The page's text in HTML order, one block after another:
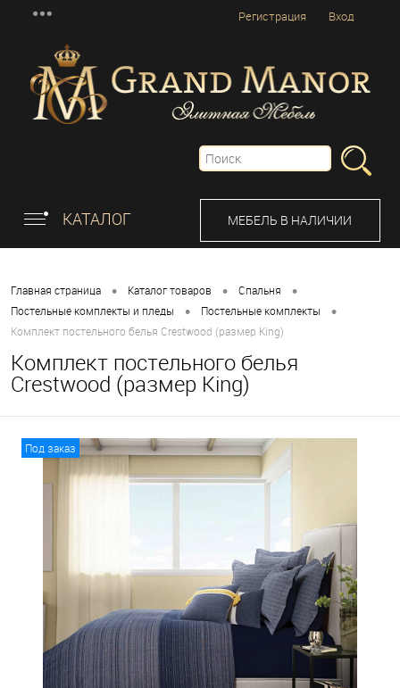
Вход
Регистрация
КАТАЛОГ МЕБЕЛЬ В НАЛИЧИИ
Главная страница • Каталог товаров • Спальня •
Постельные комплекты и пледы • Постельные комплекты •
Комплект постельного белья Crestwood (размер King)
Комплект постельного белья
Crestwood (размер King)
Под заказ